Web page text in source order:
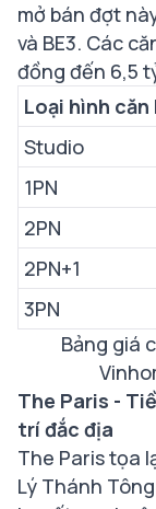
mở bán đợt
và BE3. Các
đồng đến 6,5
Loại hình căn
Studio
1PN
2PN
2PN+1
3PN
Bảng giá
The Paris -
trí đắc địa
The Paris tọa
Lý Thánh